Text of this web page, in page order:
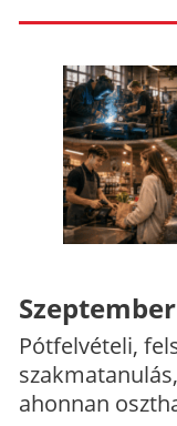
Pótfelvételi,
ahonnan